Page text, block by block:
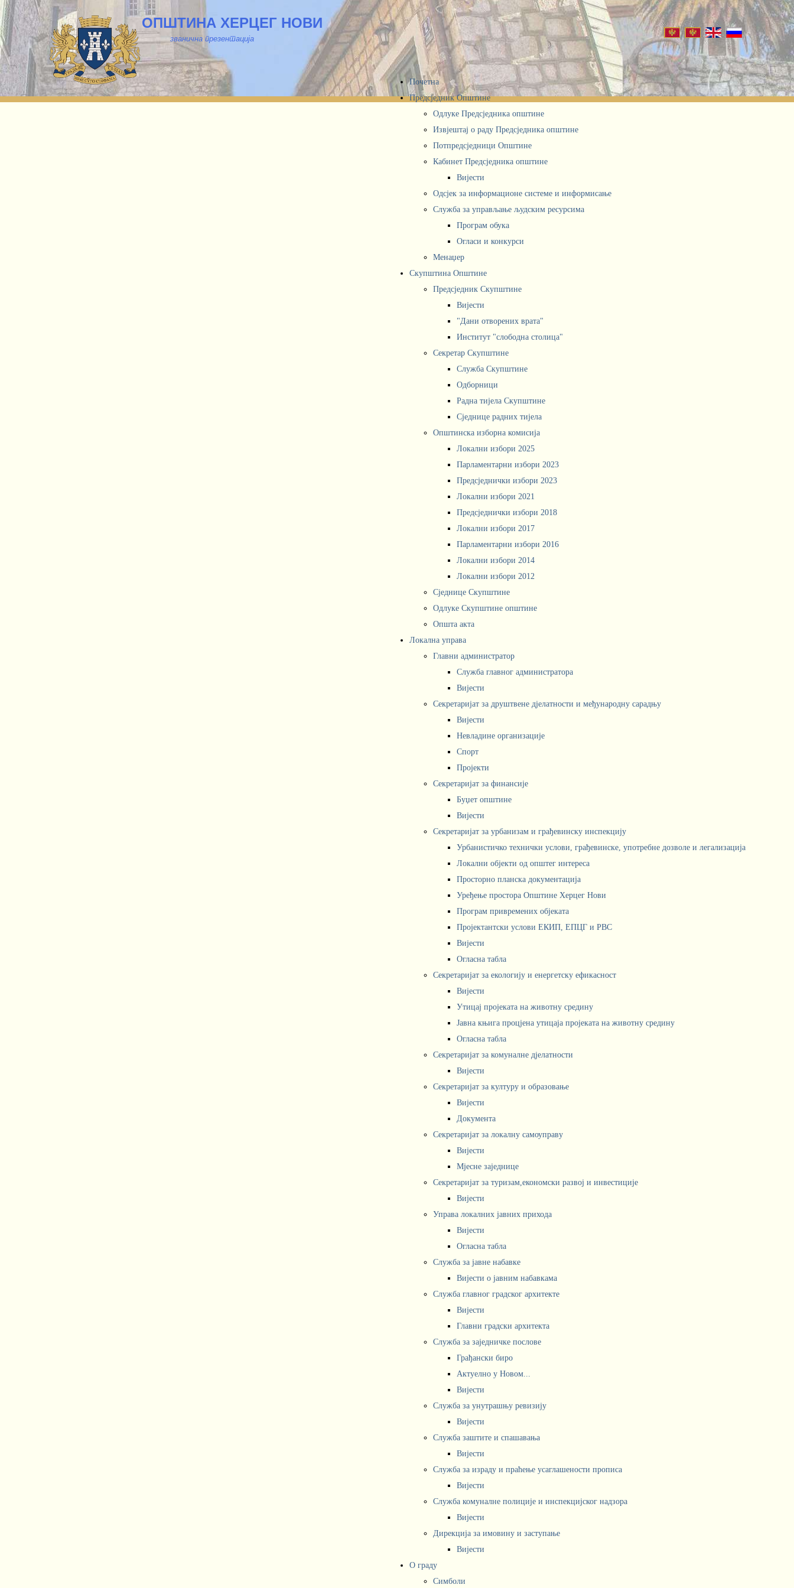
ОПШТИНА ХЕРЦЕГ НОВИ
званична презентација
Почетна
Предсједник Општине
Одлуке Предсједника општине
Извјештај о раду Предсједника општине
Потпредсједници Општине
Кабинет Предсједника oпштине
Вијести
Одсјек за информационе системе и информисање
Служба за управљање људским ресурсима
Програм обука
Огласи и конкурси
Менаџер
Скупштина Општине
Предсједник Скупштине
Вијести
"Дани отворених врата"
Институт "слободна столица"
Секретар Скупштине
Служба Скупштине
Одборници
Радна тијела Скупштине
Сједнице радних тијела
Општинска изборна комисија
Локални избори 2025
Парламентарни избори 2023
Предсједнички избори 2023
Локални избори 2021
Предсједнички избори 2018
Локални избори 2017
Парламентарни избори 2016
Локални избори 2014
Локални избори 2012
Сједнице Скупштине
Одлуке Скупштине општине
Општа акта
Локална управа
Главни администратор
Служба главног администратора
Вијести
Секретаријат за друштвене дјелатности и међународну сарадњу
Вијести
Невладине организације
Спорт
Пројекти
Секретаријат за финансије
Буџет општине
Вијести
Секретаријат за урбанизам и грађевинску инспекцију
Урбанистичко технички услови, грађевинске, употребне дозволе и легализација
Локални објекти од општег интереса
Просторно планска документација
Уређење простора Општине Херцег Нови
Програм привремених објеката
Пројектантски услови ЕКИП, ЕПЦГ и РВС
Вијести
Огласна табла
Секретаријат за екологију и енергетску ефикасност
Вијести
Утицај пројеката на животну средину
Јавна књига процјена утицаја пројеката на животну средину
Огласна табла
Секретаријат за комуналне дјелатности
Вијести
Секретаријат за културу и образовање
Вијести
Документа
Секретаријат за локалну самоуправу
Вијести
Мјесне заједнице
Секретаријат за туризам,економски развој и инвестиције
Вијести
Управа локалних јавних прихода
Вијести
Огласна табла
Служба за јавне набавке
Вијести о јавним набавкама
Служба главног градског архитекте
Вијести
Главни градски архитекта
Служба за заједничке послове
Грађански биро
Актуелно у Новом...
Вијести
Служба за унутрашњу ревизију
Вијести
Служба заштите и спашавања
Вијести
Служба за израду и праћење усаглашености прописа
Вијести
Служба комуналне полиције и инспекцијског надзора
Вијести
Дирекција за имовину и заступање
Вијести
О граду
Симболи